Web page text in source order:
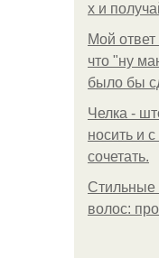
х и
Мой
что "ну
было бы
Челка -
носить и
сочетать.
Стильные
волос: